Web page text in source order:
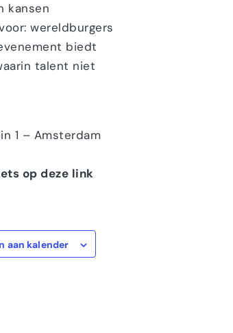
kansen
wereldburgers
biedt
talent niet
1 – Amsterdam
op deze link
aan kalender